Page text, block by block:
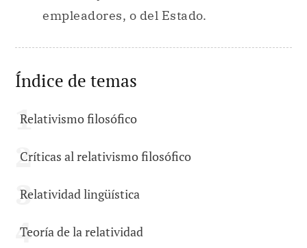
empleadores, o del Estado.
Índice de temas
Relativismo filosófico
Críticas al relativismo filosófico
Relatividad lingüística
Teoría de la relatividad